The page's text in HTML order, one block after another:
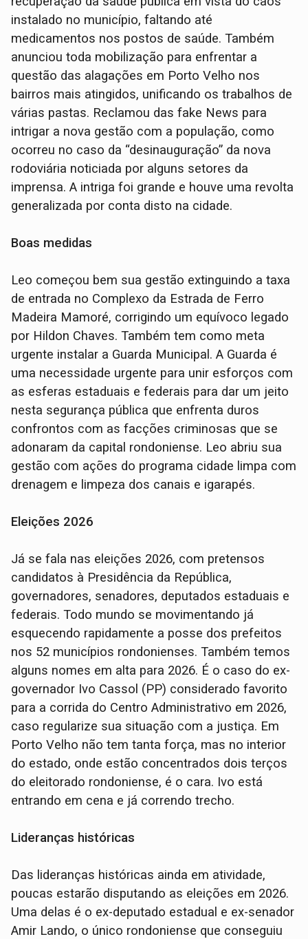
instalado no município, faltando até
medicamentos nos postos de saúde. Também
anunciou toda mobilização para enfrentar a
questão das alagações em Porto Velho nos
bairros mais atingidos, unificando os trabalhos de
várias pastas. Reclamou das fake News para
intrigar a nova gestão com a população, como
ocorreu no caso da “desinauguração” da nova
rodoviária noticiada por alguns setores da
imprensa. A intriga foi grande e houve uma revolta
generalizada por conta disto na cidade.
Boas medidas
Leo começou bem sua gestão extinguindo a taxa
de entrada no Complexo da Estrada de Ferro
Madeira Mamoré, corrigindo um equívoco legado
por Hildon Chaves. Também tem como meta
urgente instalar a Guarda Municipal. A Guarda é
uma necessidade urgente para unir esforços com
as esferas estaduais e federais para dar um jeito
nesta segurança pública que enfrenta duros
confrontos com as facções criminosas que se
adonaram da capital rondoniense. Leo abriu sua
gestão com ações do programa cidade limpa com
drenagem e limpeza dos canais e igarapés.
Eleições 2026
Já se fala nas eleições 2026, com pretensos
candidatos à Presidência da República,
governadores, senadores, deputados estaduais e
federais. Todo mundo se movimentando já
esquecendo rapidamente a posse dos prefeitos
nos 52 municípios rondonienses. Também temos
alguns nomes em alta para 2026. É o caso do ex-
governador Ivo Cassol (PP) considerado favorito
para a corrida do Centro Administrativo em 2026,
caso regularize sua situação com a justiça. Em
Porto Velho não tem tanta força, mas no interior
do estado, onde estão concentrados dois terços
do eleitorado rondoniense, é o cara. Ivo está
entrando em cena e já correndo trecho.
Lideranças históricas
Das lideranças históricas ainda em atividade,
poucas estarão disputando as eleições em 2026.
Uma delas é o ex-deputado estadual e ex-senador
Amir Lando, o único rondoniense que conseguiu